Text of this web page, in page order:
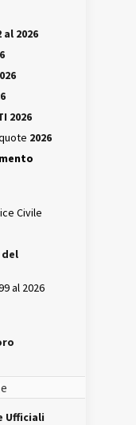
2026
2026
2026
Civile
del
al 2026
Ufficiali